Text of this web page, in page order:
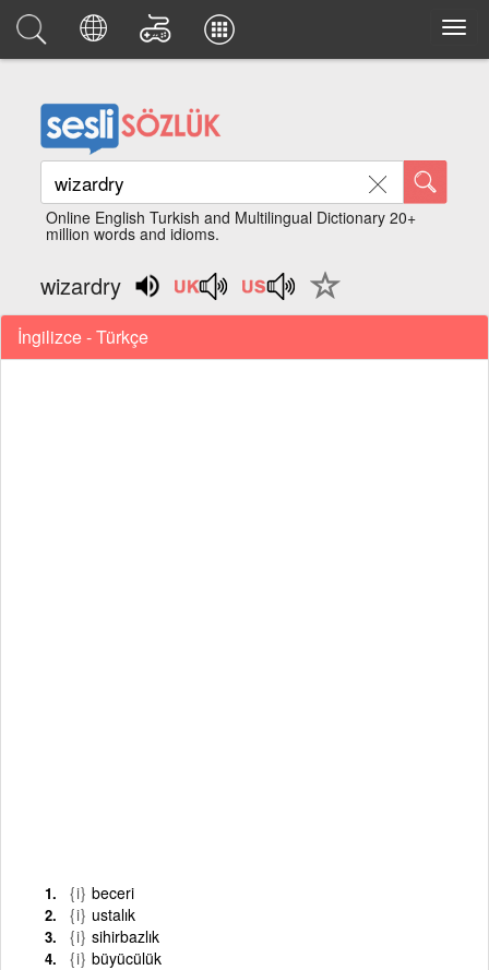
Online English Turkish and Multilingual Dictionary 20+
million words and idioms.
wizardry
İngilizce - Türkçe
{i} beceri
{i} ustalık
{i} sihirbazlık
{i} büyücülük